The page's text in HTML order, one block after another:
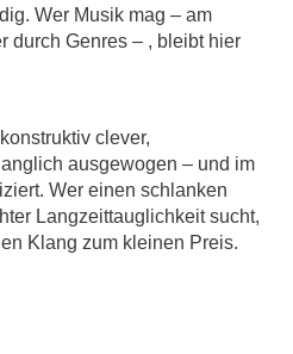
Wer Musik mag – am
durch Genres – , bleibt hier
clever,
ausgewogen – und im
Wer einen schlanken
Langzeittauglichkeit sucht,
Klang zum kleinen Preis.